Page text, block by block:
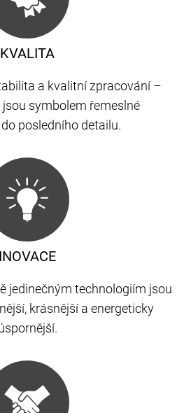
KVALITA
a kvalitní zpracování –
symbolem řemeslné
posledního detailu.
INOVACE
jedinečným technologiím jsou
krásnější a energeticky